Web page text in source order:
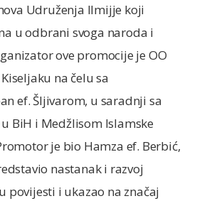
Udruženja Ilmijje koji
u odbrani svoga naroda i
ove promocije je OO
na čelu sa
ef. Šljivarom, u saradnji sa
BiH i Medžlisom Islamske
je bio Hamza ef. Berbić,
nastanak i razvoj
povijesti i ukazao na značaj